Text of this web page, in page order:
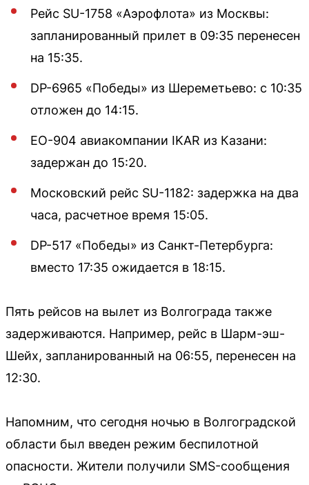
Рейс SU-1758 «Аэрофлота» из Москвы:
запланированный прилет в 09:35 перенесен
на 15:35.
DP-6965 «Победы» из Шереметьево: с 10:35
отложен до 14:15.
EO-904 авиакомпании IKAR из Казани:
задержан до 15:20.
Московский рейс SU-1182: задержка на два
часа, расчетное время 15:05.
DP-517 «Победы» из Санкт-Петербурга:
вместо 17:35 ожидается в 18:15.
Пять рейсов на вылет из Волгограда также
задерживаются. Например, рейс в Шарм-эш-
Шейх, запланированный на 06:55, перенесен на
12:30.
Напомним, что сегодня ночью в Волгоградской
области был введен режим беспилотной
опасности. Жители получили SMS-сообщения